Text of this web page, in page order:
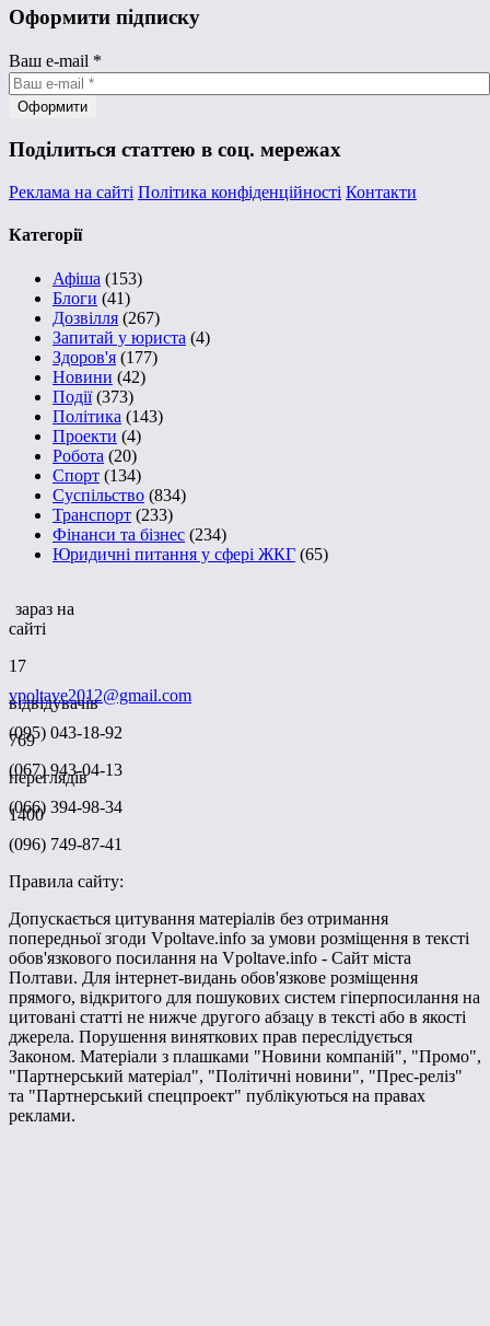
Оформити підписку
Ваш e-mail *
Поділиться статтею в соц. мережах
Реклама на сайті Політика конфіденційності Контакти
Категорії
Афіша (153)
Блоги (41)
Дозвілля (267)
Запитай у юриста (4)
Здоров'я (177)
Новини (42)
Події(373)
Політика (143)
Проекти (4)
Робота (20)
Спорт (134)
Суспільство (834)
Транспорт (233)
Фінанси та бізнес (234)
Юридичні питання у сфері ЖКГ (65)
зараз на
сайті
17
відвідувачів
769
переглядів
1400
vpoltave2012@gmail.com
(095) 043-18-92
(067) 943-04-13
(066) 394-98-34
(096) 749-87-41
Правила сайту:
Допускається цитування матеріалів без отримання
попередньої згоди Vpoltave.info за умови розміщення в тексті
обов'язкового посилання на Vpoltave.info - Сайт міста
Полтави. Для інтернет-видань обов'язкове розміщення
прямого, відкритого для пошукових систем гіперпосилання на
цитовані статті не нижче другого абзацу в тексті або в якості
джерела. Порушення виняткових прав переслідується
Законом. Матеріали з плашками "Новини компаній", "Промо",
"Партнерський матеріал", "Політичні новини", "Прес-реліз"
та "Партнерський спецпроект" публікуються на правах
реклами.